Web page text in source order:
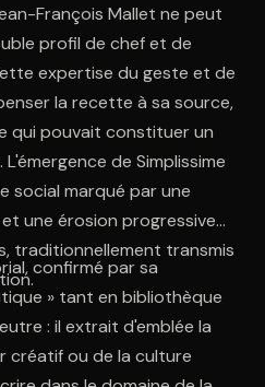
François Mallet ne peut
profil de chef et de
expertise du geste et de
la recette à sa source,
qui pouvait constituer un
de Simplissime
social marqué par une
une érosion progressive
traditionnellement transmis
confirmé par sa
» tant en bibliothèque
: il extrait d'emblée la
créatif ou de la culture